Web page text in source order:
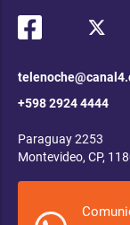
+598 2924 4444
Paraguay 2253
Montevideo, CP,